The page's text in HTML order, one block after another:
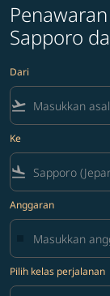
Sapporo
Dari
flight_takeoff
Ke
flight_land
Anggaran
Pilih kelas perjalanan